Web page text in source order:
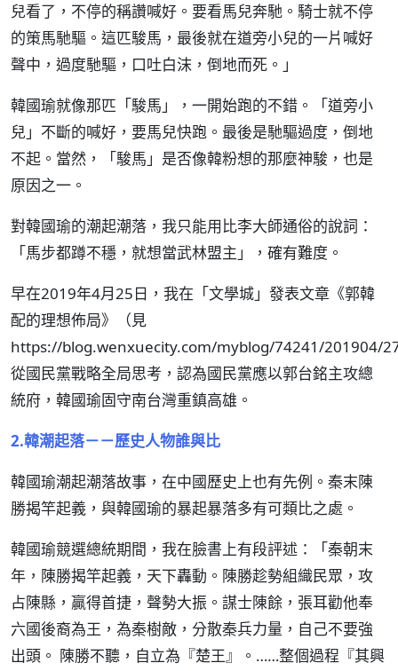
兒看了，不停的稱讚喊好。要看馬兒奔馳。騎士就不停
的策馬馳驅。這匹駿馬，最後就在道旁小兒的一片喊好
聲中，過度馳驅，口吐白沫，倒地而死。」
韓國瑜就像那匹「駿馬」，一開始跑的不錯。「道旁小
兒」不斷的喊好，要馬兒快跑。最後是馳驅過度，倒地
不起。當然，「駿馬」是否像韓粉想的那麼神駿，也是
原因之一。
對韓國瑜的潮起潮落，我只能用比李大師通俗的說詞：
「馬步都蹲不穩，就想當武林盟主」，確有難度。
早在2019年4月25日，我在「文學城」發表文章《郭韓
配的理想佈局》（見
https://blog.wenxuecity.com/myblog/74241/201904/
從國民黨戰略全局思考，認為國民黨應以郭台銘主攻總
統府，韓國瑜固守南台灣重鎮高雄。
2.韓潮起落－－歷史人物誰與比
韓國瑜潮起潮落故事，在中國歷史上也有先例。秦末陳
勝揭竿起義，與韓國瑜的暴起暴落多有可類比之處。
韓國瑜競選總統期間，我在臉書上有段評述：「秦朝末
年，陳勝揭竿起義，天下轟動。陳勝趁勢組織民眾，攻
占陳縣，贏得首捷，聲勢大振。謀士陳餘，張耳勸他奉
六國後裔為王，為秦樹敵，分散秦兵力量，自己不要強
出頭。 陳勝不聽，自立為『楚王』。……整個過程『其興